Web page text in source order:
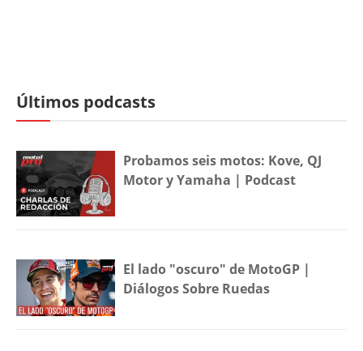
Últimos podcasts
Probamos seis motos: Kove, QJ
Motor y Yamaha | Podcast
El lado "oscuro" de MotoGP |
Diálogos Sobre Ruedas